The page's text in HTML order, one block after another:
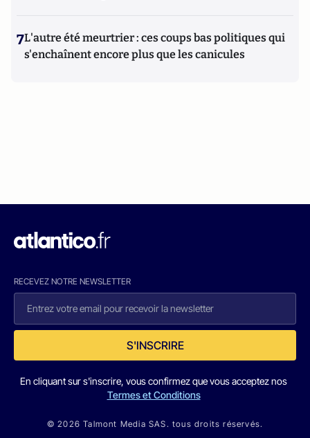
7L'autre été meurtrier : ces coups bas politiques qui
s'enchaînent encore plus que les canicules
RECEVEZ NOTRE NEWSLETTER
S'INSCRIRE
En cliquant sur s'inscrire, vous confirmez que vous acceptez nos
Termes et Conditions
© 2026 Talmont Media SAS. tous droits réservés.